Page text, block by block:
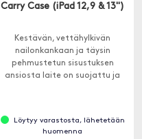
Carry Case (iPad 12,9 & 13")
Kestävän, vettähylkivän
nailonkankaan ja täysin
pehmustetun sisustuksen
ansiosta laite on suojattu ja
Löytyy varastosta, lähetetään
huomenna